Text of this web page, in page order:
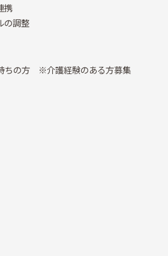
携
の調整
ちの方 ※介護経験のある方募集